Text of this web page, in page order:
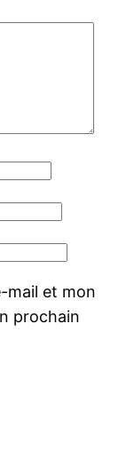
mail et mon
prochain